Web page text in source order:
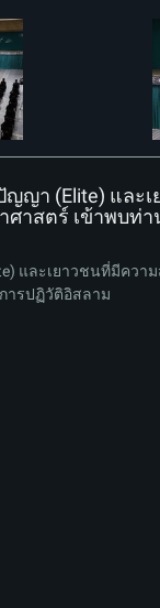
ญา (Elite) และ
ศาสตร์ เข้าพบท่
และเยาวชนที่มีควา
ารปฏิวัติอิสลาม